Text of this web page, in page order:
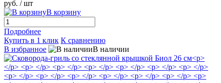
руб. / шт
В корзину
Подробнее
Купить в 1 клик К сравнению
В избранное
В наличии